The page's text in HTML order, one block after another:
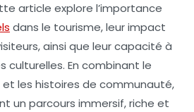
article explore l’importance
dans le tourisme, leur impact
ainsi que leur capacité à
culturelles. En combinant le
et les histoires de communauté,
un parcours immersif, riche et